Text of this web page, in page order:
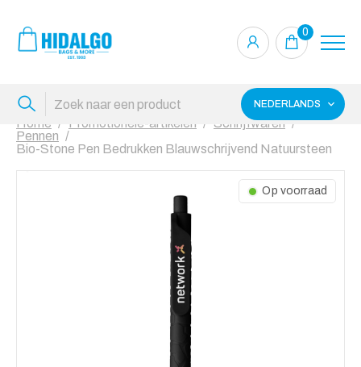
0
NEDERLANDS
Home Promotionele-artikelen
Schrijfwaren
Pennen
Bio-Stone Pen Bedrukken Blauwschrijvend Natuursteen
Op voorraad